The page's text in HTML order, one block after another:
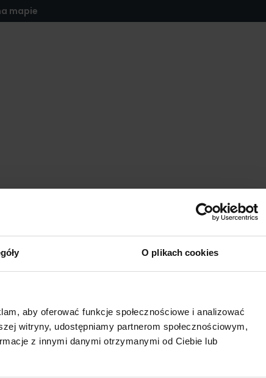
O plikach cookies
aby oferować funkcje społecznościowe i analizować
witryny, udostępniamy partnerom społecznościowym,
z innymi danymi otrzymanymi od Ciebie lub
mapie